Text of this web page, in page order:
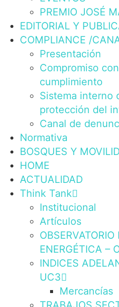
PREMIO JOSÉ
EDITORIAL Y
COMPLIANCE /
Presentación
Compromiso
cumplimiento
Sistema interno
protección del
Canal de
Normativa
BOSQUES Y
HOME
ACTUALIDAD
Think Tank
Institucional
Artículos
ENERGÉTICA –
INDICES
UC3
Mercancías